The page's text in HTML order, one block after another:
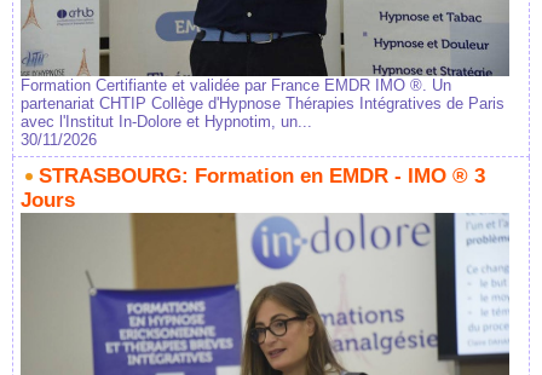
Formation Certifiante et validée par France EMDR IMO ®. Un
partenariat CHTIP Collège d'Hypnose Thérapies Intégratives de Paris
avec l'Institut In-Dolore et Hypnotim, un...
30/11/2026
STRASBOURG: Formation en EMDR - IMO ® 3
Jours